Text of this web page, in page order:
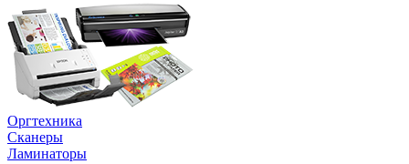
Оргтехника
Сканеры
Ламинаторы